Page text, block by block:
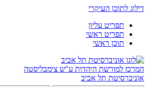
דילוג לתוכן העיקרי
תפריט עליון
תפריט ראשי
תוכן ראשי
המרכז למורשת היהדות ע"ש צימבליסטה
אוניברסיטת תל אביב